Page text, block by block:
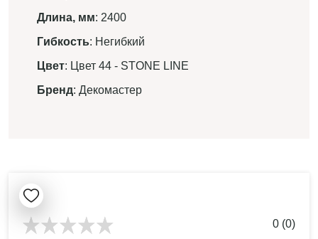
Длина, мм: 2400
Гибкость: Негибкий
Цвет: Цвет 44 - STONE LINE
Бренд: Декомастер
0 (0)